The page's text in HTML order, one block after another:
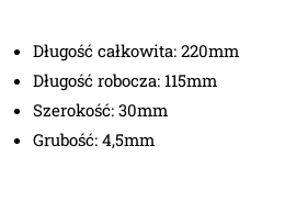
Długość całkowita: 220mm
Długość robocza: 115mm
Szerokość: 30mm
Grubość: 4,5mm